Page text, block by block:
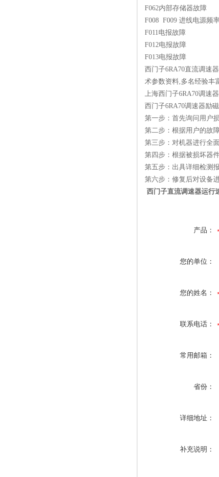
F062内部存储器故障
F008 F009 进线电源频
F011电报故障
F012电报故障
F013电报故障
西门子6RA70直流调速
术参数资料,多名经验丰
上海西门子6RA70调速
西门子6RA70调速器励
第一步：首先询问用户
第二步：根据用户的故
第三步：对机器进行全
第四步：根据被损坏器
第五步：出具详细检测
第六步：修复后对设备
西门子直流调速器运行
产品：
您的单位：
您的姓名：
联系电话：
常用邮箱：
省份：
详细地址：
补充说明：